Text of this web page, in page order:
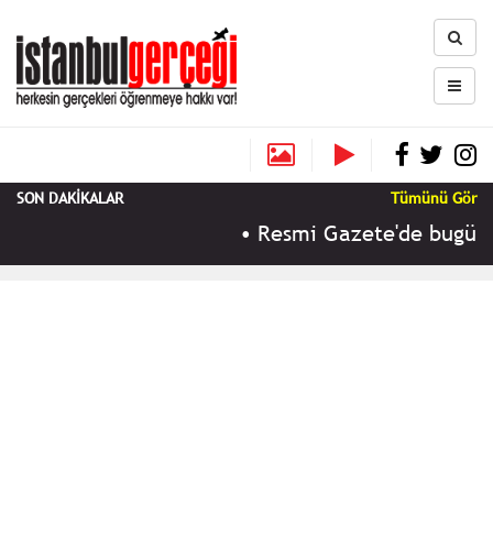
SON DAKİKALAR Tümünü Gör
Resmi Gazete'de bugün